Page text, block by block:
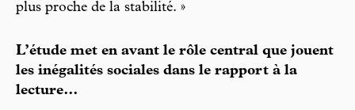
plus proche de la stabilité. »
L’étude met en avant le rôle central que jouent
les inégalités sociales dans le rapport à la
lecture…